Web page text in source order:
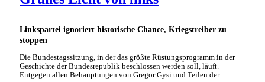
Linkspartei ignoriert historische Chance, Kriegstreiber zu
stoppen
Die Bundestagssitzung, in der das größte Rüstungsprogramm in der
Geschichte der Bundesrepublik beschlossen werden soll, läuft.
Entgegen allen Behauptungen von Gregor Gysi und Teilen der …